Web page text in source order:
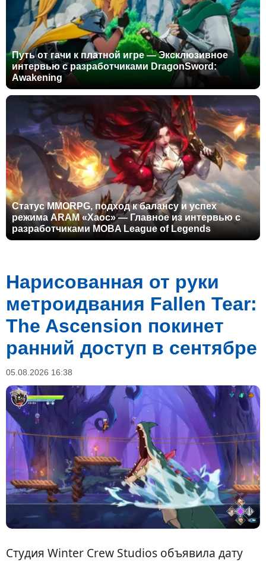
Путь от гачи к платной игре — Эксклюзивное
интервью с разработчиками DragonSword:
Awakening
Статус MMORPG, подход к балансу и успех
режима ARAM «Хаос» — Главное из интервью с
разработчиками MOBA League of Legends
Нарисованная от руки
метроидвания Fallen Tear:
The Ascension покинет
ранний доступ в сентябре
05.08.2026 16:38
Студия Winter Crew Studios объявила дату